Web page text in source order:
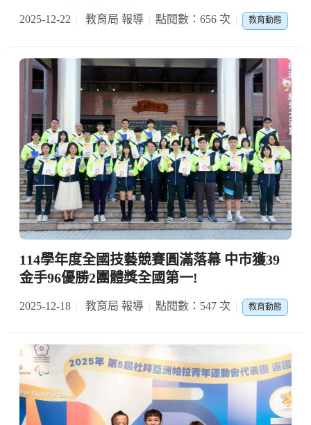
2025-12-22 教育局 報導 點閱數：656 次 教育動態
114學年度全國技藝競賽圓滿落幕 中市獲39
金手96優勝2團體獎全國第一!
2025-12-18 教育局 報導 點閱數：547 次 教育動態